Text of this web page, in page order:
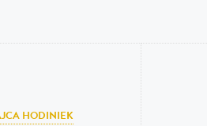
HODINIEK